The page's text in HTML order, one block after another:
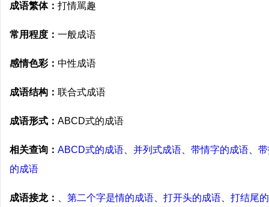
成语繁体： 打情駡趣
常用程度： 一般成语
感情色彩： 中性成语
成语结构： 联合式成语
成语形式： ABCD式的成语
相关查询： ABCD式的成语 并列式成语 带情字的成语
的成语
成语接龙： 第二个字是情的成语 打开头的成语
打结尾